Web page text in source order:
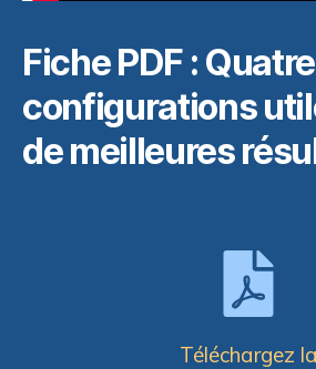
Fiche PDF :
configurations
de meilleures
Téléchargez la